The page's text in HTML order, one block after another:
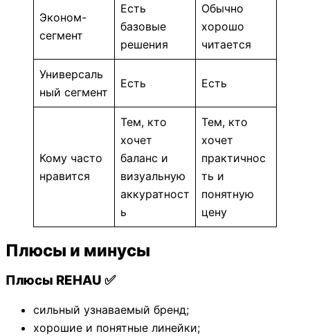
Эконом-
сегмент
Есть
базовые
решения
Обычно
хорошо
читается
Универсаль
ный сегмент
Есть Есть
Кому часто
нравится
Тем, кто
хочет
баланс и
визуальную
аккуратност
ь
Тем, кто
хочет
практичнос
ть и
понятную
цену
Плюсы и минусы
Плюсы REHAU ✅
сильный узнаваемый бренд;
хорошие и понятные линейки;